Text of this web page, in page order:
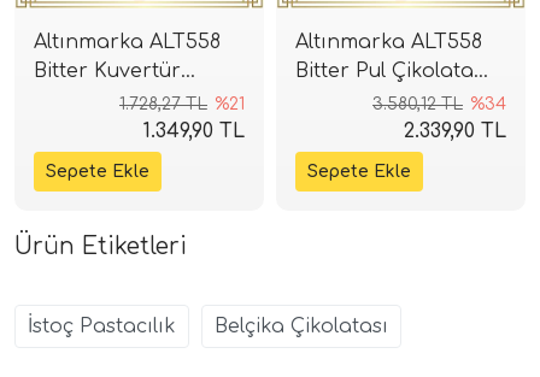
Altınmarka ALT558
Bitter Kuvertür
Çikolata 2,5kg (%55)
1.728,27 TL %21
1.349,90 TL
Altınmarka ALT558
Bitter Pul Çikolata
5kg (%55)3.580,12 TL %34
2.339,90 TL
Ürün Etiketleri
İstoç Pastacılık Belçika Çikolatası